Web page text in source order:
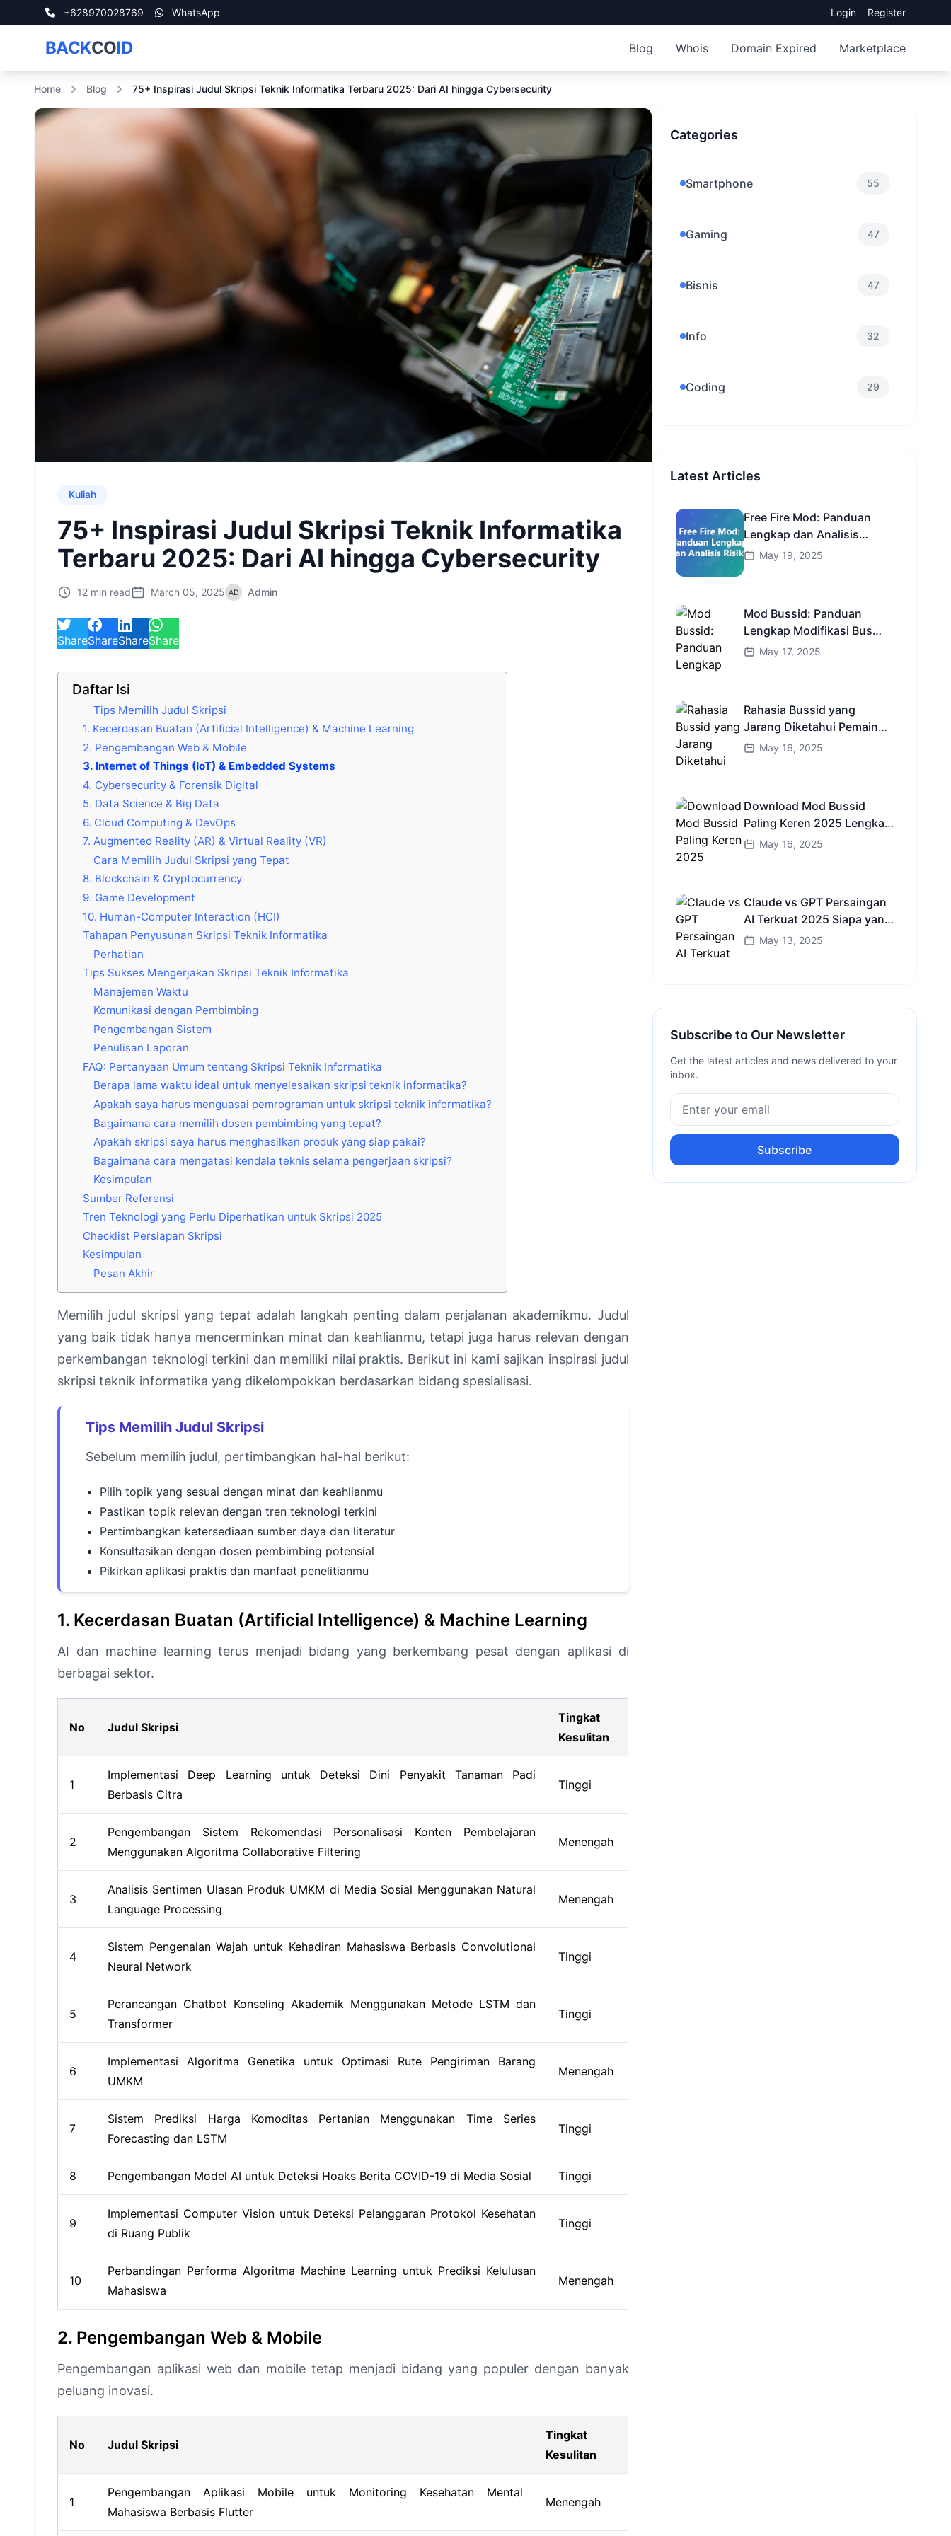
+628970028769 WhatsApp Login Register
BACKCOID Blog Whois Domain Expired Marketplace
Home Blog 75+ Inspirasi Judul Skripsi Teknik Informatika Terbaru 2025: Dari AI hingga Cybersecurity
Kuliah
75+ Inspirasi Judul Skripsi Teknik Informatika
Terbaru 2025: Dari AI hingga Cybersecurity
12 min read March 05, 2025 Admin
ShareShareShareShare
Daftar Isi
Tips Memilih Judul Skripsi
1. Kecerdasan Buatan (Artificial Intelligence) & Machine Learning
2. Pengembangan Web & Mobile
3. Internet of Things (IoT) & Embedded Systems
4. Cybersecurity & Forensik Digital
5. Data Science & Big Data
6. Cloud Computing & DevOps
7. Augmented Reality (AR) & Virtual Reality (VR)
Cara Memilih Judul Skripsi yang Tepat
8. Blockchain & Cryptocurrency
9. Game Development
10. Human-Computer Interaction (HCI)
Tahapan Penyusunan Skripsi Teknik Informatika
Perhatian
Tips Sukses Mengerjakan Skripsi Teknik Informatika
Manajemen Waktu
Komunikasi dengan Pembimbing
Pengembangan Sistem
Penulisan Laporan
FAQ: Pertanyaan Umum tentang Skripsi Teknik Informatika
Berapa lama waktu ideal untuk menyelesaikan skripsi teknik informatika?
Apakah saya harus menguasai pemrograman untuk skripsi teknik informatika?
Bagaimana cara memilih dosen pembimbing yang tepat?
Apakah skripsi saya harus menghasilkan produk yang siap pakai?
Bagaimana cara mengatasi kendala teknis selama pengerjaan skripsi?
Kesimpulan
Sumber Referensi
Tren Teknologi yang Perlu Diperhatikan untuk Skripsi 2025
Checklist Persiapan Skripsi
Kesimpulan
Pesan Akhir
Memilih judul skripsi yang tepat adalah langkah penting dalam perjalanan akademikmu. Judul
yang baik tidak hanya mencerminkan minat dan keahlianmu, tetapi juga harus relevan dengan
perkembangan teknologi terkini dan memiliki nilai praktis. Berikut ini kami sajikan inspirasi judul
skripsi teknik informatika yang dikelompokkan berdasarkan bidang spesialisasi.
Tips Memilih Judul Skripsi
Sebelum memilih judul, pertimbangkan hal-hal berikut:
Pilih topik yang sesuai dengan minat dan keahlianmu
Pastikan topik relevan dengan tren teknologi terkini
Pertimbangkan ketersediaan sumber daya dan literatur
Konsultasikan dengan dosen pembimbing potensial
Pikirkan aplikasi praktis dan manfaat penelitianmu
1. Kecerdasan Buatan (Artificial Intelligence) & Machine Learning
AI dan machine learning terus menjadi bidang yang berkembang pesat dengan aplikasi di
berbagai sektor.
No Judul Skripsi
Tingkat
Kesulitan
1
Implementasi Deep Learning untuk Deteksi Dini Penyakit Tanaman Padi
Berbasis Citra
Tinggi
2
Pengembangan Sistem Rekomendasi Personalisasi Konten Pembelajaran
Menggunakan Algoritma Collaborative Filtering
Menengah
3
Analisis Sentimen Ulasan Produk UMKM di Media Sosial Menggunakan Natural
Language Processing
Menengah
4
Sistem Pengenalan Wajah untuk Kehadiran Mahasiswa Berbasis Convolutional
Neural Network
Tinggi
5
Perancangan Chatbot Konseling Akademik Menggunakan Metode LSTM dan
Transformer
Tinggi
6
Implementasi Algoritma Genetika untuk Optimasi Rute Pengiriman Barang
UMKM
Menengah
7
Sistem Prediksi Harga Komoditas Pertanian Menggunakan Time Series
Forecasting dan LSTM
Tinggi
8 Pengembangan Model AI untuk Deteksi Hoaks Berita COVID-19 di Media Sosial Tinggi
9
Implementasi Computer Vision untuk Deteksi Pelanggaran Protokol Kesehatan
di Ruang Publik
Tinggi
10
Perbandingan Performa Algoritma Machine Learning untuk Prediksi Kelulusan
Mahasiswa
Menengah
2. Pengembangan Web & Mobile
Pengembangan aplikasi web dan mobile tetap menjadi bidang yang populer dengan banyak
peluang inovasi.
No Judul Skripsi
Tingkat
Kesulitan
1
Pengembangan Aplikasi Mobile untuk Monitoring Kesehatan Mental
Mahasiswa Berbasis Flutter
Menengah
Categories
Smartphone 55
Gaming 47
Bisnis 47
Info 32
Coding 29
Latest Articles
Free Fire Mod: Panduan
Lengkap dan Analisis
RisikoMay 19, 2025
Mod Bussid: Panduan
Lengkap Modifikasi Bus
Simulator Indonesia
May 17, 2025
Rahasia Bussid yang
Jarang Diketahui Pemain
Baru Kamu Wajib Coba!
May 16, 2025
Download Mod Bussid
Paling Keren 2025 Lengkap
Mobil Bus dan Truk HD
May 16, 2025
Claude vs GPT Persaingan
AI Terkuat 2025 Siapa yang
Lebih Cerdas?
May 13, 2025
Subscribe to Our Newsletter
Get the latest articles and news delivered to your
inbox.
Subscribe